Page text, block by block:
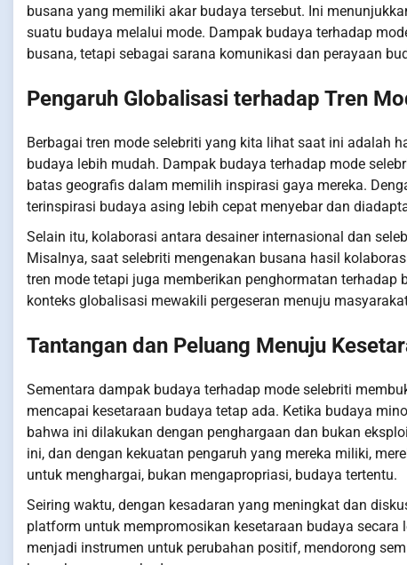
busana yang memiliki akar budaya tersebut. Ini
suatu budaya melalui mode. Dampak budaya terhadap
busana, tetapi sebagai sarana komunikasi dan perayaan
Pengaruh Globalisasi terhadap Tren
Berbagai tren mode selebriti yang kita lihat saat ini adalah
budaya lebih mudah. Dampak budaya terhadap mode
batas geografis dalam memilih inspirasi gaya mereka.
terinspirasi budaya asing lebih cepat menyebar dan
Selain itu, kolaborasi antara desainer internasional dan
Misalnya, saat selebriti mengenakan busana hasil
tren mode tetapi juga memberikan penghormatan
konteks globalisasi mewakili pergeseran menuju
Tantangan dan Peluang Menuju
Sementara dampak budaya terhadap mode selebriti
mencapai kesetaraan budaya tetap ada. Ketika budaya
bahwa ini dilakukan dengan penghargaan dan bukan
ini, dan dengan kekuatan pengaruh yang mereka miliki,
untuk menghargai, bukan mengapropriasi, budaya tertentu.
Seiring waktu, dengan kesadaran yang meningkat dan
platform untuk mempromosikan kesetaraan budaya
menjadi instrumen untuk perubahan positif, mendorong